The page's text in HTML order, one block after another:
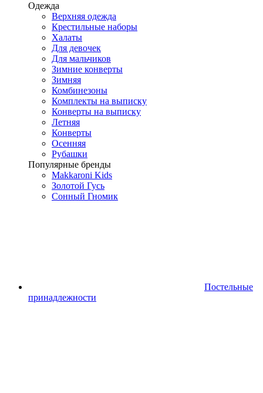
Одежда
Верхняя одежда
Крестильные наборы
Халаты
Для девочек
Для мальчиков
Зимние конверты
Зимняя
Комбинезоны
Комплекты на выписку
Конверты на выписку
Летняя
Конверты
Осенняя
Рубашки
Популярные бренды
Makkaroni Kids
Золотой Гусь
Сонный Гномик
Постельные
принадлежности